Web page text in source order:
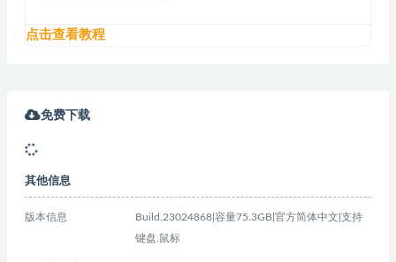
点击查看教程
免费下载
其他信息
版本信息
Build.23024868|容量75.3GB|官方简体中文|支持
键盘.鼠标